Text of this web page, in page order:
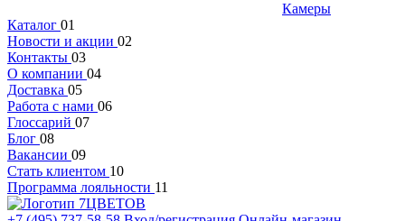
Камеры
Каталог 01
Новости и акции 02
Контакты 03
О компании 04
Доставка 05
Работа с нами 06
Глоссарий 07
Блог 08
Вакансии 09
Стать клиентом 10
Программа лояльности 11